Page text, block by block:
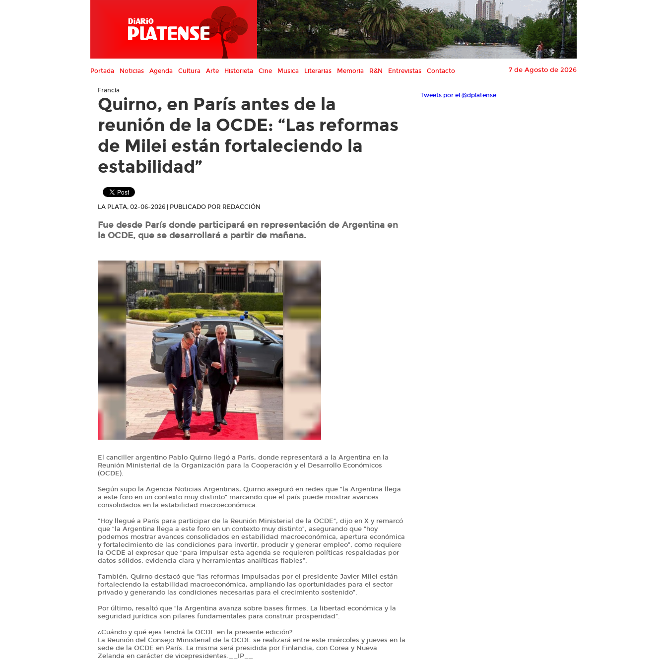
Portada Noticias Agenda Cultura Arte Historieta Cine Musica Literarias Memoria R&N Entrevistas Contacto 7 de Agosto de 2026
Francia
Quirno, en París antes de la
reunión de la OCDE: “Las reformas
de Milei están fortaleciendo la
estabilidad”
LA PLATA, 02-06-2026 | PUBLICADO POR REDACCIÓN
Fue desde París donde participará en representación de Argentina en
la OCDE, que se desarrollará a partir de mañana.
El canciller argentino Pablo Quirno llegó a París, donde representará a la Argentina en la
Reunión Ministerial de la Organización para la Cooperación y el Desarrollo Económicos
(OCDE).
Según supo la Agencia Noticias Argentinas, Quirno aseguró en redes que “la Argentina llega
a este foro en un contexto muy distinto” marcando que el país puede mostrar avances
consolidados en la estabilidad macroeconómica.
“Hoy llegué a París para participar de la Reunión Ministerial de la OCDE”, dijo en X y remarcó
que “la Argentina llega a este foro en un contexto muy distinto”, asegurando que “hoy
podemos mostrar avances consolidados en estabilidad macroeconómica, apertura económica
y fortalecimiento de las condiciones para invertir, producir y generar empleo”, como requiere
la OCDE al expresar que “para impulsar esta agenda se requieren políticas respaldadas por
datos sólidos, evidencia clara y herramientas analíticas fiables”.
También, Quirno destacó que “las reformas impulsadas por el presidente Javier Milei están
fortaleciendo la estabilidad macroeconómica, ampliando las oportunidades para el sector
privado y generando las condiciones necesarias para el crecimiento sostenido”.
Por último, resaltó que “la Argentina avanza sobre bases firmes. La libertad económica y la
seguridad jurídica son pilares fundamentales para construir prosperidad”.
¿Cuándo y qué ejes tendrá la OCDE en la presente edición?
La Reunión del Consejo Ministerial de la OCDE se realizará entre este miércoles y jueves en la
sede de la OCDE en París. La misma será presidida por Finlandia, con Corea y Nueva
Zelanda en carácter de vicepresidentes.__IP__
Tweets por el @dplatense.